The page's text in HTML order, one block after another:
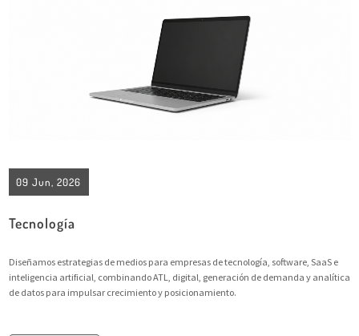
09 Jun, 2026
Tecnología
Diseñamos estrategias de medios para empresas de tecnología, software, SaaS e
inteligencia artificial, combinando ATL, digital, generación de demanda y analítica
de datos para impulsar crecimiento y posicionamiento.